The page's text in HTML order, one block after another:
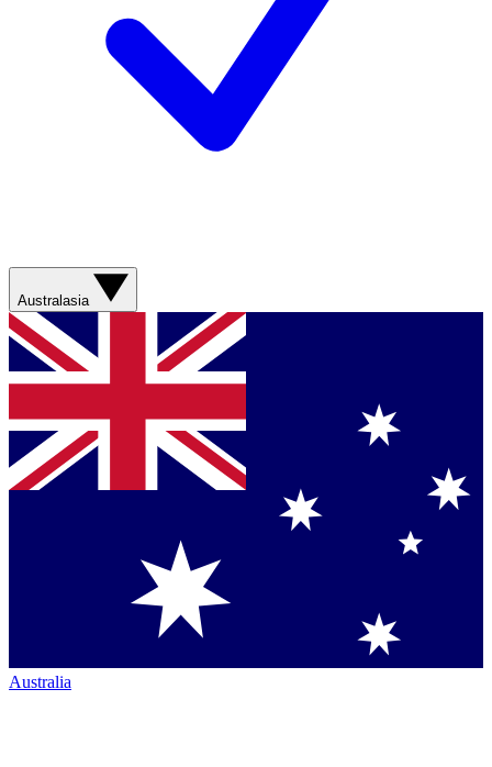
Australasia
Australia